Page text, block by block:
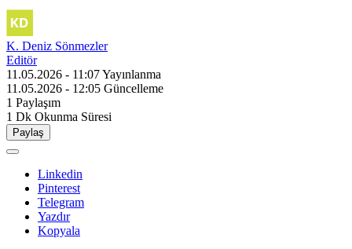
K. Deniz Sönmezler
Editör
11.05.2026 - 11:07Yayınlanma
11.05.2026 - 12:05 Güncelleme
1 Paylaşım
1 Dk Okunma Süresi
Paylaş
Linkedin
Pinterest
Telegram
Yazdır
Kopyala